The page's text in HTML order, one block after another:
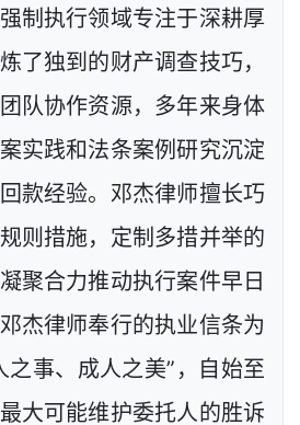
制执行领域专注于深耕厚
了独到的财产调查技巧，
队协作资源，多年来身体
实践和法条案例研究沉淀
款经验。邓杰律师擅长巧
则措施，定制多措并举的
聚合力推动执行案件早日
杰律师奉行的执业信条为
之事、成人之美”，自始至
大可能维护委托人的胜诉